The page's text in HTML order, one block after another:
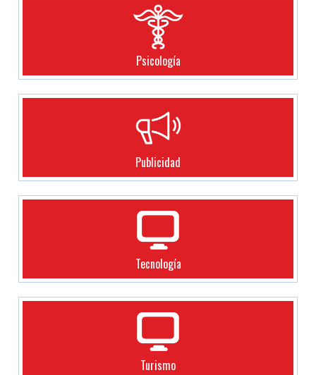
Psicología
Publicidad
Tecnología
Turismo